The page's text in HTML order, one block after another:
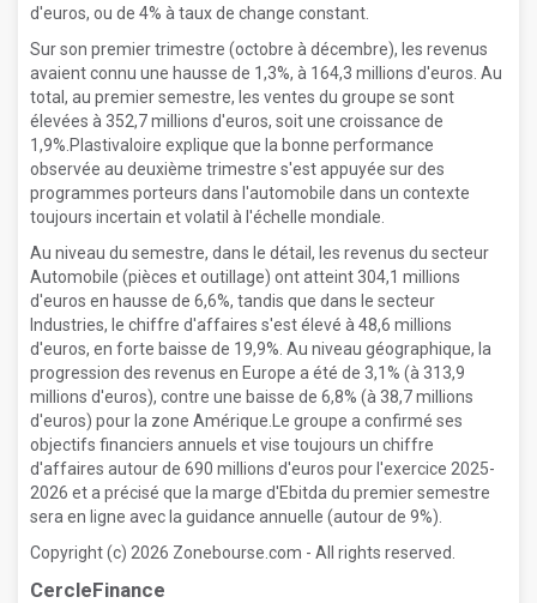
d'euros, ou de 4% à taux de change constant.
Sur son premier trimestre (octobre à décembre), les revenus
avaient connu une hausse de 1,3%, à 164,3 millions d'euros. Au
total, au premier semestre, les ventes du groupe se sont
élevées à 352,7 millions d'euros, soit une croissance de
1,9%.Plastivaloire explique que la bonne performance
observée au deuxième trimestre s'est appuyée sur des
programmes porteurs dans l'automobile dans un contexte
toujours incertain et volatil à l'échelle mondiale.
Au niveau du semestre, dans le détail, les revenus du secteur
Automobile (pièces et outillage) ont atteint 304,1 millions
d'euros en hausse de 6,6%, tandis que dans le secteur
Industries, le chiffre d'affaires s'est élevé à 48,6 millions
d'euros, en forte baisse de 19,9%. Au niveau géographique, la
progression des revenus en Europe a été de 3,1% (à 313,9
millions d'euros), contre une baisse de 6,8% (à 38,7 millions
d'euros) pour la zone Amérique.Le groupe a confirmé ses
objectifs financiers annuels et vise toujours un chiffre
d'affaires autour de 690 millions d'euros pour l'exercice 2025-
2026 et a précisé que la marge d'Ebitda du premier semestre
sera en ligne avec la guidance annuelle (autour de 9%).
Copyright (c) 2026 Zonebourse.com - All rights reserved.
CercleFinance